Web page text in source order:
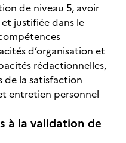
de niveau 5, avoir
justifiée dans le
d’organisation et
rédactionnelles,
de la satisfaction
entretien personnel
à la validation de